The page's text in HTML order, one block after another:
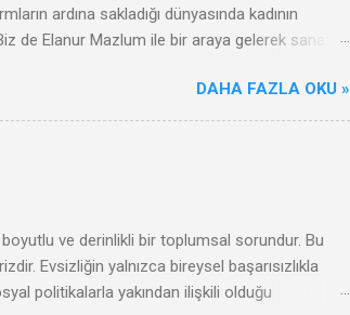
ardına sakladığı dünyasında kadının
de Elanur Mazlum ile bir araya gelerek sanat
DAHA FAZLA OKU »
ve derinlikli bir toplumsal sorundur. Bu
Evsizliğin yalnızca bireysel başarısızlıkla
politikalarla yakından ilişkili olduğu